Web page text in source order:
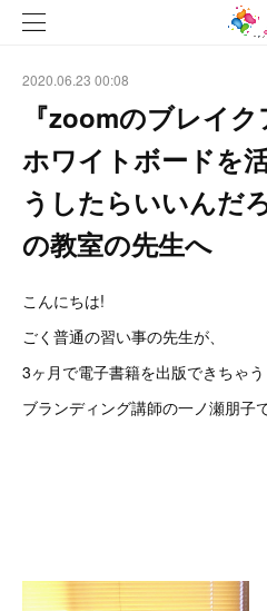
2020.06.23 00:08
『zoomのブレイ
ホワイトボードを
うしたらいいんだ
の教室の先生へ
こんにちは!
ごく普通の習い事の先生が、
3ヶ月で電子書籍を出版できちゃう
ブランディング講師の一ノ瀬朋子で